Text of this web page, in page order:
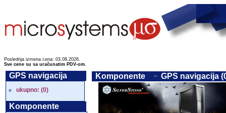
Poslednja izmena cena: 03.08.2026.
Sve cene su sa uračunatim PDV-om.
GPS navigacija
ukupno: (0)
Komponente
Komponente GPS navigacija